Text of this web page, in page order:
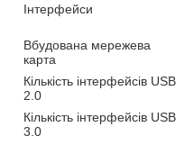
Інтерфейси
Вбудована мережева
карта
Кількість інтерфейсів USB
2.0
Кількість інтерфейсів USB
3.0